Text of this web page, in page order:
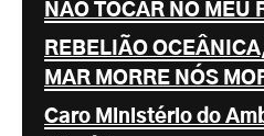
NÃO TOCAR NO MEU
REBELIÃO
MAR MORRE NÓS
Caro Ministério do